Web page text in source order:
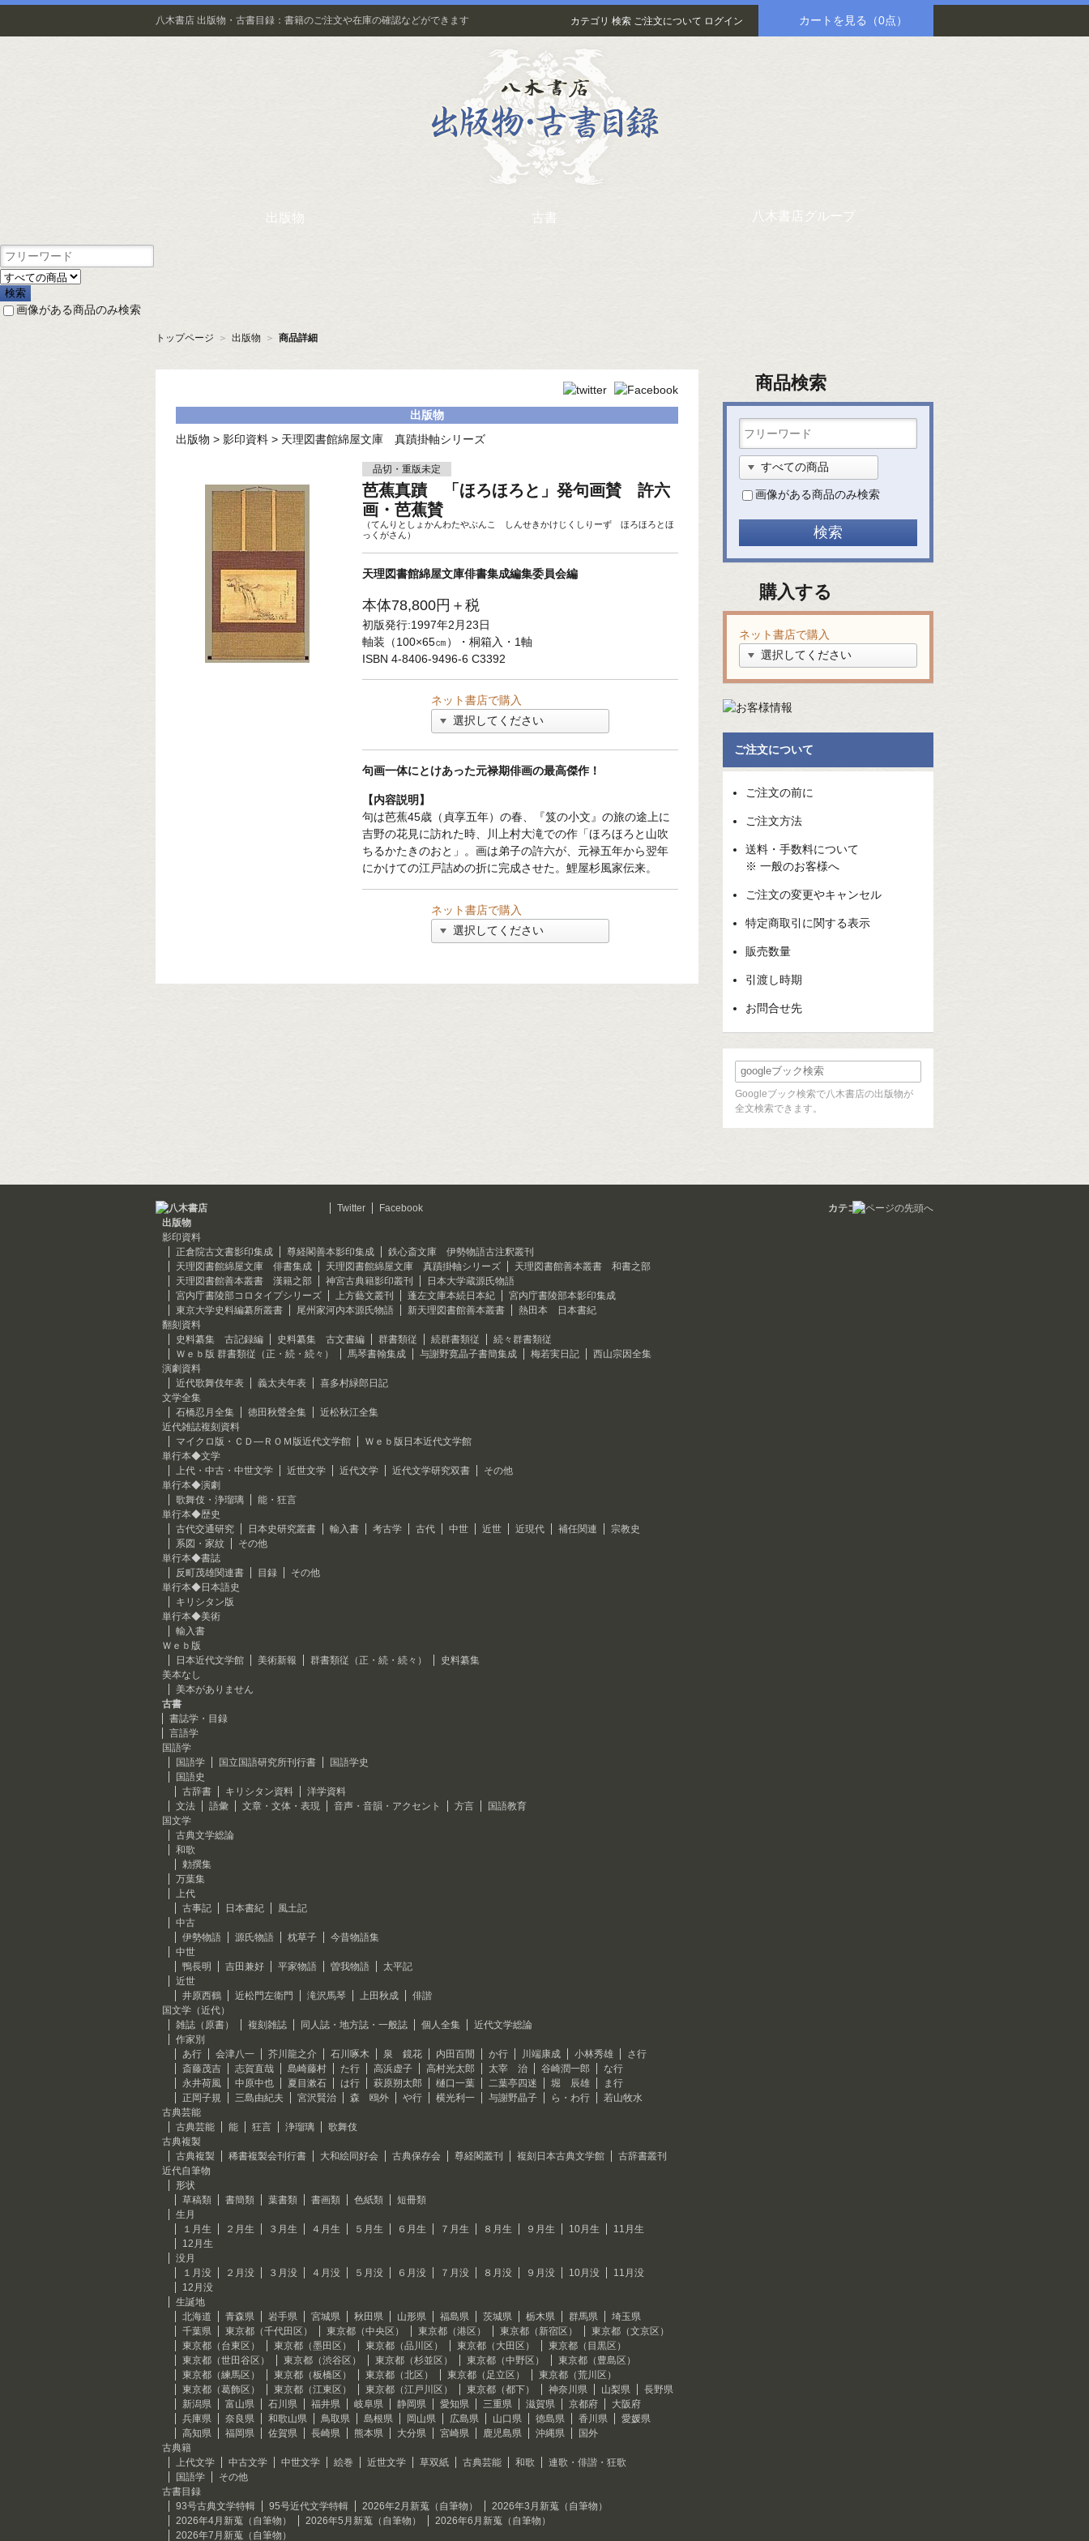
八木書店 出版物・古書目録：書籍のご注文や在庫の確認などができます カテゴリ 検索 ご注文について ログイン カートを見る （0点）
出版物 古書 八木書店グループ
画像がある商品のみ検索
トップページ ＞ 出版物 ＞ 商品詳細
出版物
出版物 > 影印資料 > 天理図書館綿屋文庫 真蹟掛軸シリーズ
品切・重版未定
芭蕉真蹟 「ほろほろと」発句画賛 許六
画・芭蕉賛
（てんりとしょかんわたやぶんこ しんせきかけじくしりーず ほろほろとほ
っくがさん）
天理図書館綿屋文庫俳書集成編集委員会編
本体78,800円＋税
初版発行:1997年2月23日
軸装（100×65㎝）・桐箱入・1軸
ISBN 4-8406-9496-6 C3392
ネット書店で購入
句画一体にとけあった元禄期俳画の最高傑作！
【内容説明】
句は芭蕉45歳（貞享五年）の春、『笈の小文』の旅の途上に
吉野の花見に訪れた時、川上村大滝での作「ほろほろと山吹
ちるかたきのおと」。画は弟子の許六が、元禄五年から翌年
にかけての江戸詰めの折に完成させた。鯉屋杉風家伝来。
ネット書店で購入
商品検索
画像がある商品のみ検索
購入する
ネット書店で購入
ご注文について
ご注文の前に
ご注文方法
送料・手数料について
※ 一般のお客様へ
ご注文の変更やキャンセル
特定商取引に関する表示
販売数量
引渡し時期
お問合せ先
Googleブック検索で八木書店の出版物が
全文検索できます。
Twitter Facebook
カテゴリ
出版物
影印資料
正倉院古文書影印集成
尊経閣善本影印集成
鉄心斎文庫 伊勢物語古注釈叢刊
天理図書館綿屋文庫 俳書集成
天理図書館綿屋文庫 真蹟掛軸シリーズ
天理図書館善本叢書 和書之部
天理図書館善本叢書 漢籍之部
神宮古典籍影印叢刊
日本大学蔵源氏物語
宮内庁書陵部コロタイプシリーズ
上方藝文叢刊 蓬左文庫本続日本紀
宮内庁書陵部本影印集成
東京大学史料編纂所叢書
尾州家河内本源氏物語 新天理図書館善本叢書
熱田本 日本書紀
翻刻資料
史料纂集 古記録編
史料纂集 古文書編 群書類従 続群書類従
続々群書類従
Ｗｅｂ版 群書類従（正・続・続々）
馬琴書翰集成 与謝野寛晶子書簡集成 梅若実日記
西山宗因全集
演劇資料
近代歌舞伎年表
義太夫年表
喜多村緑郎日記
文学全集
石橋忍月全集
徳田秋聲全集
近松秋江全集
近代雑誌複刻資料
マイクロ版・ＣＤ―ＲＯＭ版近代文学館
Ｗｅｂ版日本近代文学館
単行本◆文学
上代・中古・中世文学
近世文学 近代文学 近代文学研究双書
その他
単行本◆演劇
歌舞伎・浄瑠璃
能・狂言
単行本◆歴史
古代交通研究
日本史研究叢書 輸入書 考古学 古代 中世 近世 近現代 補任関連
宗教史
系図・家紋
その他
単行本◆書誌
反町茂雄関連書
目録
その他
単行本◆日本語史
キリシタン版
単行本◆美術
輸入書
Ｗｅｂ版
日本近代文学館
美術新報 群書類従（正・続・続々）
史料纂集
美本なし
美本がありません
古書
書誌学・目録
言語学
国語学
国語学
国立国語研究所刊行書
国語学史
国語史
古辞書
キリシタン資料
洋学資料
文法
語彙 文章・文体・表現 音声・音韻・アクセント 方言
国語教育
国文学
古典文学総論
和歌
勅撰集
万葉集
上代
古事記
日本書紀
風土記
中古
伊勢物語
源氏物語 枕草子
今昔物語集
中世
鴨長明
吉田兼好 平家物語 曽我物語
太平記
近世
井原西鶴
近松門左衛門 滝沢馬琴 上田秋成
俳諧
国文学（近代）
雑誌（原書）
複刻雑誌 同人誌・地方誌・一般誌 個人全集
近代文学総論
作家別
あ行
会津八一 芥川龍之介 石川啄木 泉 鏡花 内田百閒 か行 川端康成 小林秀雄
さ行
斎藤茂吉
志賀直哉 島崎藤村 た行 高浜虚子 高村光太郎 太宰 治 谷崎潤一郎
な行
永井荷風
中原中也 夏目漱石 は行 萩原朔太郎 樋口一葉 二葉亭四迷 堀 辰雄
ま行
正岡子規
三島由紀夫 宮沢賢治 森 鴎外 や行 横光利一 与謝野晶子 ら・わ行
若山牧水
古典芸能
古典芸能
能 狂言 浄瑠璃
歌舞伎
古典複製
古典複製
稀書複製会刊行書 大和絵同好会 古典保存会 尊経閣叢刊 複刻日本古典文学館
古辞書叢刊
近代自筆物
形状
草稿類
書簡類 葉書類 書画類 色紙類
短冊類
生月
１月生
２月生 ３月生 ４月生 ５月生 ６月生 ７月生 ８月生 ９月生 10月生
11月生
12月生
没月
１月没
２月没 ３月没 ４月没 ５月没 ６月没 ７月没 ８月没 ９月没 10月没
11月没
12月没
生誕地
北海道
青森県 岩手県 宮城県 秋田県 山形県 福島県 茨城県 栃木県 群馬県
埼玉県
千葉県
東京都（千代田区） 東京都（中央区） 東京都（港区） 東京都（新宿区）
東京都（文京区）
東京都（台東区）
東京都（墨田区） 東京都（品川区） 東京都（大田区）
東京都（目黒区）
東京都（世田谷区）
東京都（渋谷区） 東京都（杉並区） 東京都（中野区）
東京都（豊島区）
東京都（練馬区）
東京都（板橋区） 東京都（北区） 東京都（足立区）
東京都（荒川区）
東京都（葛飾区）
東京都（江東区） 東京都（江戸川区） 東京都（都下） 神奈川県 山梨県
長野県
新潟県
富山県 石川県 福井県 岐阜県 静岡県 愛知県 三重県 滋賀県 京都府
大阪府
兵庫県
奈良県 和歌山県 鳥取県 島根県 岡山県 広島県 山口県 徳島県 香川県
愛媛県
高知県
福岡県 佐賀県 長崎県 熊本県 大分県 宮崎県 鹿児島県 沖縄県
国外
古典籍
上代文学
中古文学 中世文学 絵巻 近世文学 草双紙 古典芸能 和歌
連歌・俳諧・狂歌
国語学
その他
古書目録
93号古典文学特輯
95号近代文学特輯 2026年2月新蒐（自筆物）
2026年3月新蒐（自筆物）
2026年4月新蒐（自筆物）
2026年5月新蒐（自筆物）
2026年6月新蒐（自筆物）
2026年7月新蒐（自筆物）